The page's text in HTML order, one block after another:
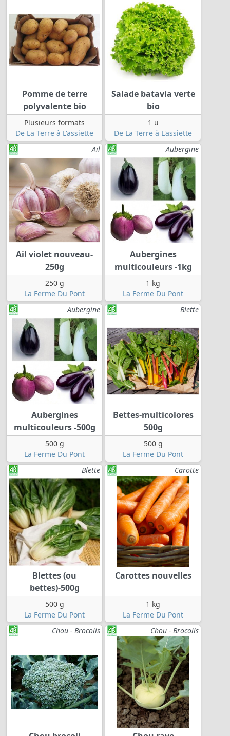
Pomme de terre
polyvalente bio
Plusieurs formats
De La Terre à L'assiette
Salade batavia verte
bio
1 u
De La Terre à L'assiette
Ail
Ail violet nouveau-
250g
250 g
La Ferme Du Pont
Aubergine
Aubergines
multicouleurs -1kg
1 kg
La Ferme Du Pont
Aubergine
Aubergines
multicouleurs -500g
500 g
La Ferme Du Pont
Blette
Bettes-multicolores
500g
500 g
La Ferme Du Pont
Blette
Blettes (ou
bettes)-500g
500 g
La Ferme Du Pont
Carotte
Carottes nouvelles
1 kg
La Ferme Du Pont
Chou - Brocolis
Chou - Brocolis